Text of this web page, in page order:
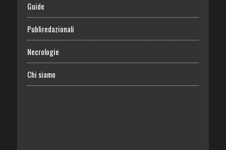
Guide
Publiredazionali
Necrologie
Chi siamo